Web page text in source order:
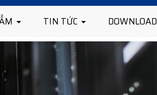
TIN TỨC DOWNLOAD